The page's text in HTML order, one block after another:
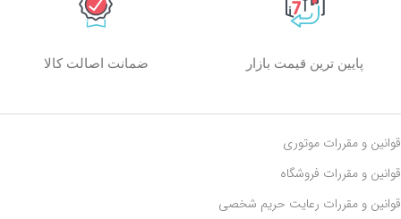
پایین ترین قیمت بازار ضمانت اصالت کالا
قوانین و مقررات موتوری
قوانین و مقررات فروشگاه
قوانین و مقررات رعايت حريم شخصی